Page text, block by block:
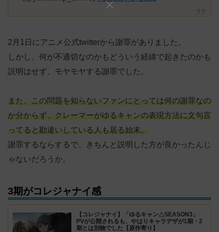
2月1日にアニメ公式twitterから謝罪がありました。
しかし、何が不適切なのかもどういう経緯で起きたのかも
説明はせず、モヤモヤする謝罪でした。
また、この問題を知らないファンにとっては何の謝罪なの
か分からず、クレーマーがゆるキャンの表現方法に文句言
ってると勘違いしている人も居る始末。
謝罪するならするで、きちんと説明した方が良かったんじ
ゃないだろうか。
3期がコレジャナイ感
【コレジャナイ】「ゆるキャン△SEASON3」
PVが公開されるも、やはりキャラデザが1期・2
期とは別物でした【原作寄り】